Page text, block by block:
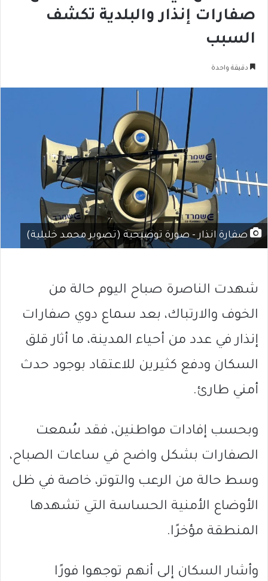
صفارات إنذار والبلدية تكشف
السبب
دقيقة واحدة
صفارة انذار - صورة توضيحية (تصوير محمد خليلية)
شهدت الناصرة صباح اليوم حالة من
الخوف والارتباك، بعد سماع دوي صفارات
إنذار في عدد من أحياء المدينة، ما أثار قلق
السكان ودفع كثيرين للاعتقاد بوجود حدث
أمني طارئ.
وبحسب إفادات مواطنين، فقد سُمعت
الصفارات بشكل واضح في ساعات الصباح،
وسط حالة من الرعب والتوتر، خاصة في ظل
الأوضاع الأمنية الحساسة التي تشهدها
المنطقة مؤخرًا.
وأشار السكان إلى أنهم توجهوا فورًا